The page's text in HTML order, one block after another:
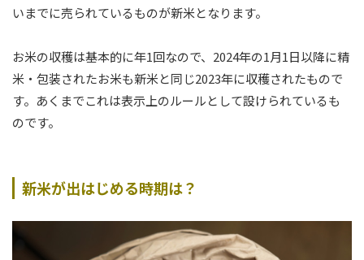
いまでに売られているものが新米となります。
お米の収穫は基本的に年1回なので、2024年の1月1日以降に精
米・包装されたお米も新米と同じ2023年に収穫されたもので
す。あくまでこれは表示上のルールとして設けられているも
のです。
新米が出はじめる時期は？